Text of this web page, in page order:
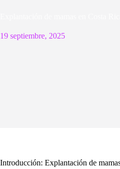
19 septiembre, 2025
Introducción: Explantación de